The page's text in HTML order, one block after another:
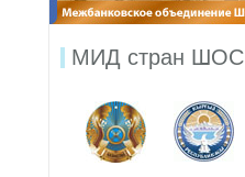
МИД стран ШОС